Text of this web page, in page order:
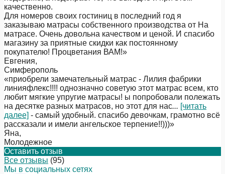
качественно.
Для номеров своих гостиниц в последний год я
заказываю матрасы собственного производства от На
матрасе. Очень довольна качеством и ценой. И спасибо
магазину за приятные скидки как постоянному
покупателю! Процветания ВАМ!»
Евгения,
Симферополь
«приобрели замечательный матрас - Лилия фабрики
линияфлекс!!!! однозначно советую этот матрас всем, кто
любит мягкие упругие матрасы! ы попробовали полежать
на десятке разных матрасов, но этот для нас... [читать
далее] - самый удобный. спасибо девочкам, грамотно всё
рассказали и имели ангельское терпение!!)))»
Яна,
Молодежное
Оставить отзыв
Все отзывы (95)
Мы в социальных сетях